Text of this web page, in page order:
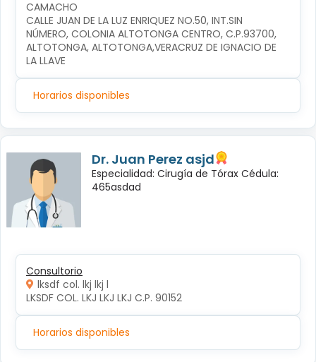
CAMACHO
CALLE JUAN DE LA LUZ ENRIQUEZ NO.50, INT.SIN
NÚMERO, COLONIA ALTOTONGA CENTRO, C.P.93700,
ALTOTONGA, ALTOTONGA,VERACRUZ DE IGNACIO DE
LA LLAVE
Horarios disponibles
Dr. Juan Perez asjd
Especialidad: Cirugía de Tórax Cédula:
465asdad
Consultorio
lksdf col. lkj lkj l
LKSDF COL. LKJ LKJ LKJ C.P. 90152
Horarios disponibles